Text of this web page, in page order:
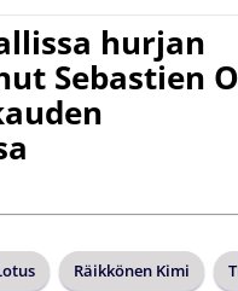
hurjan
Sebastien
Räikkönen Kimi